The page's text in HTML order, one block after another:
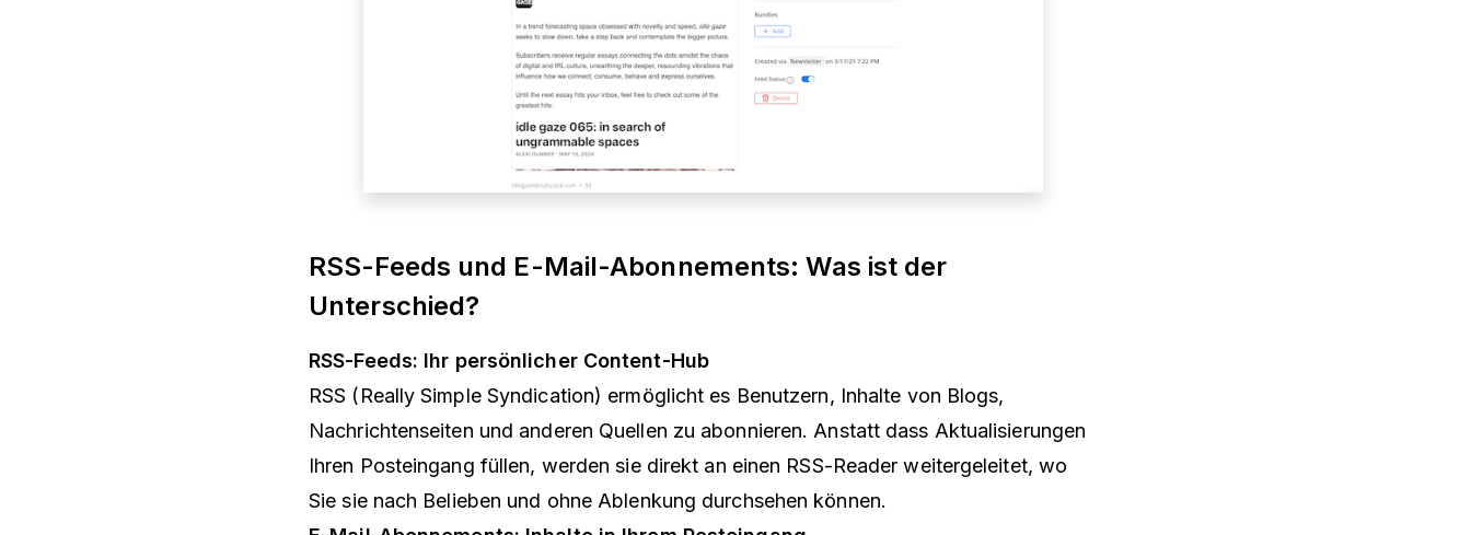
RSS-Feeds und E-Mail-Abonnements: Was ist der
Unterschied?
RSS-Feeds: Ihr persönlicher Content-Hub
RSS (Really Simple Syndication) ermöglicht es Benutzern, Inhalte von Blogs,
Nachrichtenseiten und anderen Quellen zu abonnieren. Anstatt dass Aktualisierungen
Ihren Posteingang füllen, werden sie direkt an einen RSS-Reader weitergeleitet, wo
Sie sie nach Belieben und ohne Ablenkung durchsehen können.